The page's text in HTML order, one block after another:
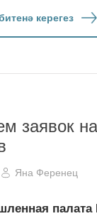
керегез
заявок
Яна Ференец
палата